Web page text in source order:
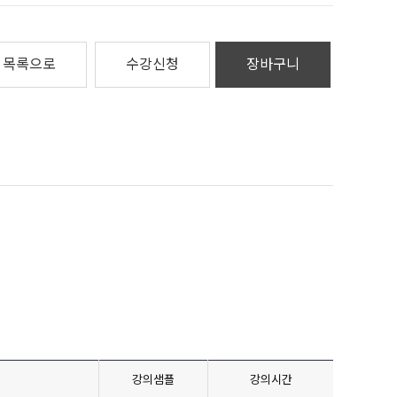
목록으로 수강신청 장바구니
강의샘플 강의시간